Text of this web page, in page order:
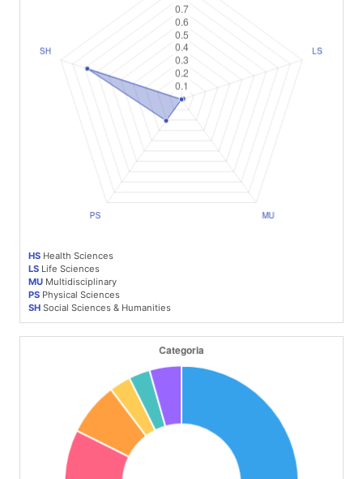
HS Health Sciences
LS Life Sciences
MU Multidisciplinary
PS Physical Sciences
SH Social Sciences & Humanities